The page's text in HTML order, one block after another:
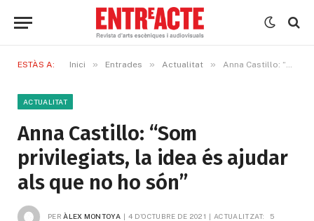
ESTÀS A: Inici » Entrades » Actualitat » Anna Castillo: “Som privilegiats, la idea és ajudar als que no ho són”
ACTUALITAT
Anna Castillo: “Som
privilegiats, la idea és ajudar
als que no ho són”
PER ÀLEX MONTOYA 4 D'OCTUBRE DE 2021 ACTUALITZAT: 5